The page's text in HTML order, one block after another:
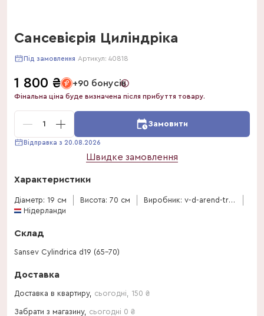
Сансевієрія Циліндріка
Під замовлення Артикул: 40818
1 800 ₴ +90 бонусів
Фінальна ціна буде визначена після прибуття товару.
1 Замовити
Відправка з 20.08.2026
Швидке замовлення
Характеристики
Діаметр: 19 см Висота: 70 см
Виробник: v-d-arend-tropical
Нідерланди
Склад
Sansev Cylindrica d19 (65-70)
Доставка
Доставка в квартиру, сьогодні 150 ₴
Забрати з магазину, сьогодні 0 ₴